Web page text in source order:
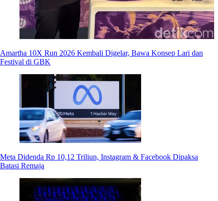
Amartha 10X Run 2026 Kembali Digelar, Bawa Konsep Lari dan
Festival di GBK
Meta Didenda Rp 10,12 Triliun, Instagram & Facebook Dipaksa
Batasi Remaja